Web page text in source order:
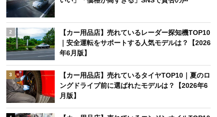
2
【カー用品店】売れているレーダー探知機TOP10
｜安全運転をサポートする人気モデルは？【2026
年6月版】
3
【カー用品店】売れているタイヤTOP10｜夏のロ
ングドライブ前に選ばれたモデルは？【2026年6
月版】